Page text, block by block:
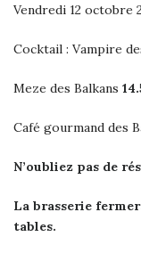
Vendredi 12 octobre
Cocktail : Vampire
Meze des Balkans
Café gourmand des
N’oubliez pas de
La brasserie
tables.